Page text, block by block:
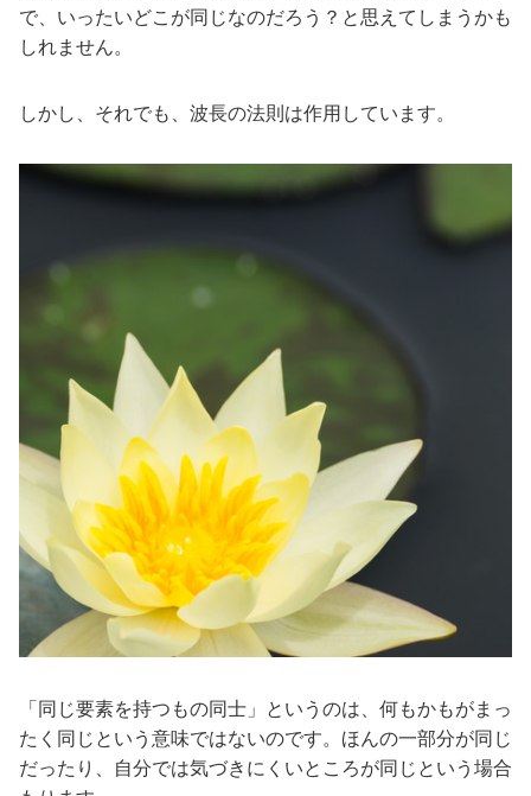
で、いったいどこが同じなのだろう？と思えてしまうかも
しれません。
しかし、それでも、波長の法則は作用しています。
「同じ要素を持つもの同士」というのは、何もかもがまっ
たく同じという意味ではないのです。ほんの一部分が同じ
だったり、自分では気づきにくいところが同じという場合